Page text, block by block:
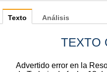
Texto
TEXTO
Advertido error en la
Análisis